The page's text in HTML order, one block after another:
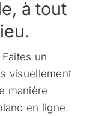
à tout
un
visuellement
manière
en ligne.